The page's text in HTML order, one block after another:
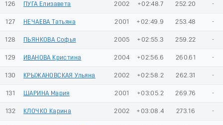
126 ПУГА Елизавета 2002 +02:48.7 252.20 -
127 НЕЧАЕВА Татьяна 2001 +02:49.9 253.48 -
128 ПЬЯНКОВА Софья 2005 +02:55.3 259.22 -
129 ИВАНОВА Кристина 2004 +02:56.6 260.61 -
130 КРЫЖАНОВСКАЯ Ульяна 2002 +02:58.2 262.31 -
131 ШАРИНА Мария 2001 +03:05.2 269.76 -
132 КЛОЧКО Карина 2002 +03:08.4 273.16 -